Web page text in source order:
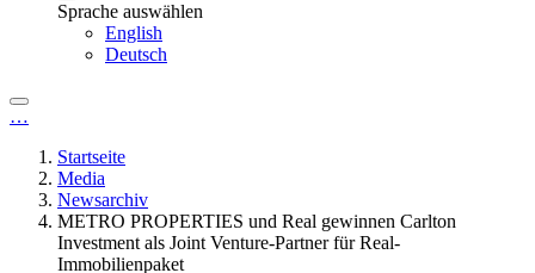
Sprache auswählen
English
Deutsch
…
Startseite
Media
Newsarchiv
METRO PROPERTIES und Real gewinnen Carlton
Investment als Joint Venture-Partner für Real-
Immobilienpaket